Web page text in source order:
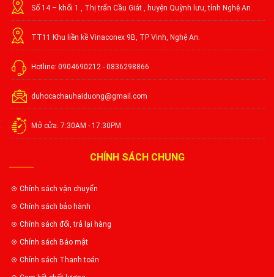
Số 14 – khối 1 , Thị trấn Cầu Giát , huyện Quỳnh lưu, tỉnh Nghệ An.
TT11 Khu liền kề Vinaconex 9B, TP Vinh, Nghệ An.
Hotline: 0904690212 - 0836298866
duhocachauhaiduong@gmail.com
Mở cửa: 7:30AM - 17:30PM
CHÍNH SÁCH CHUNG
Chính sách vận chuyển
Chính sách bảo hành
Chính sách đổi, trả lại hàng
Chính sách Bảo mật
Chính sách Thanh toán